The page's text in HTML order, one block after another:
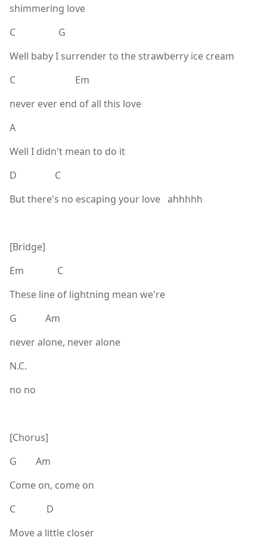
shimmering love
C G
Well baby I surrender to the strawberry ice cream
C Em
never ever end of all this love
A
Well I didn't mean to do it
D C
But there's no escaping your love ahhhhh
[Bridge]
Em C
These line of lightning mean we're
G Am
never alone, never alone
N.C.
no no
[Chorus]
G Am
Come on, come on
C D
Move a little closer